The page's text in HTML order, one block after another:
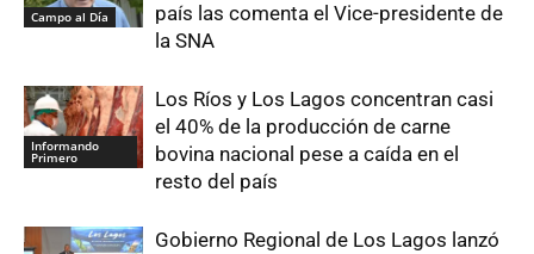
Campo al Día
país las comenta el Vice-presidente de
la SNA
Informando
Primero
Los Ríos y Los Lagos concentran casi
el 40% de la producción de carne
bovina nacional pese a caída en el
resto del país
Gobierno Regional de Los Lagos lanzó